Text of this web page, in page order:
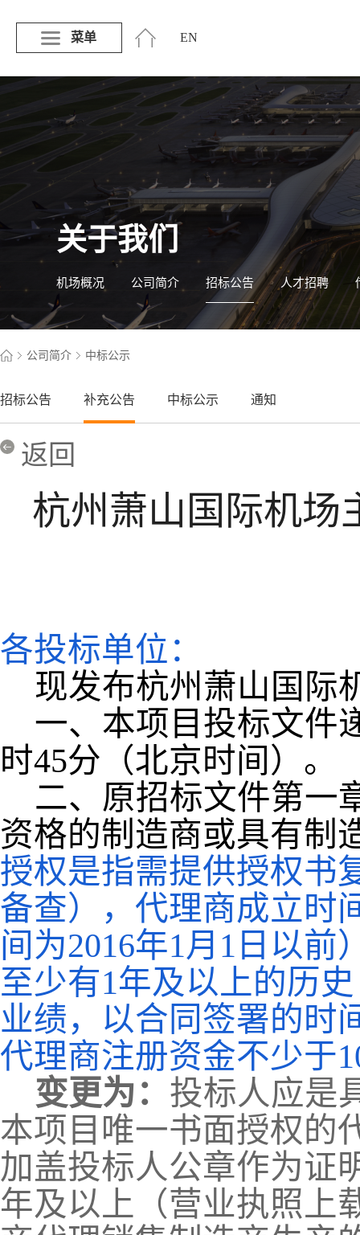
菜单 EN
关于我们
机场概况 公司简介 招标公告 人才招聘
公司简介 中标公示
招标公告 补充公告 中标公示 通知
返回
杭州萧山国际机场
各投标单位：
现发布杭州萧山国际
一、本项目投标文件
时45分（北京时间）。
二、 原招标文件第一
资格的制造商或具有制
授权是指需提供授权书
备查），代理商成立时
间为2016年1月1日以前
至少有1年及以上的历
业绩，以合同签署的时
代理商注册资金不少于
变更为： 投标人应是
本项目唯一书面授权的
加盖投标人公章作为证
年及以上（营业执照上